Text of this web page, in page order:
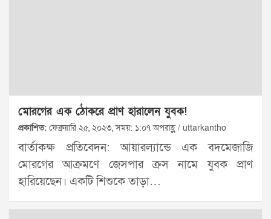
মোরগের এক ঠোকরে প্রাণ হারালেন যুবক!
প্রকাশিত: ফেব্রুয়ারি ২৫, ২০২৩, সময়: ১:০৭ অপরাহ্ণ / uttarkantho
বার্তাকক্ষ প্রতিবেদন: আয়ারল্যান্ডে এক বদমেজাজি
মোরগের আক্রমণে জেসপার ক্রস নামে যুবক প্রাণ
হারিয়েছেন। একটি শিশুকে তাড়া…